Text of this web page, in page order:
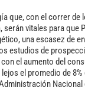
que, con el correr de
vitales para que
una escasez de
estudios de
el aumento del
el promedio de
Nacional